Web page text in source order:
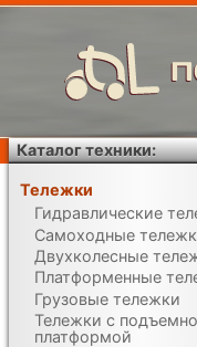
Каталог техники:
Тележки
Гидравлические
Самоходные
Двухколесные
Платформенные
Грузовые тележки
Тележки с
платформой